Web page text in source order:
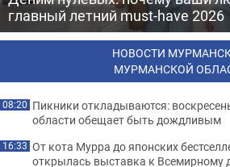
главный летний must-have 2026
НОВОСТИ
МУРМАНСКОЙ
08:20 Пикники откладываются:
области обещает быть дождливым
16:33 От кота Мурра до японских
открылась выставка к Всемирному